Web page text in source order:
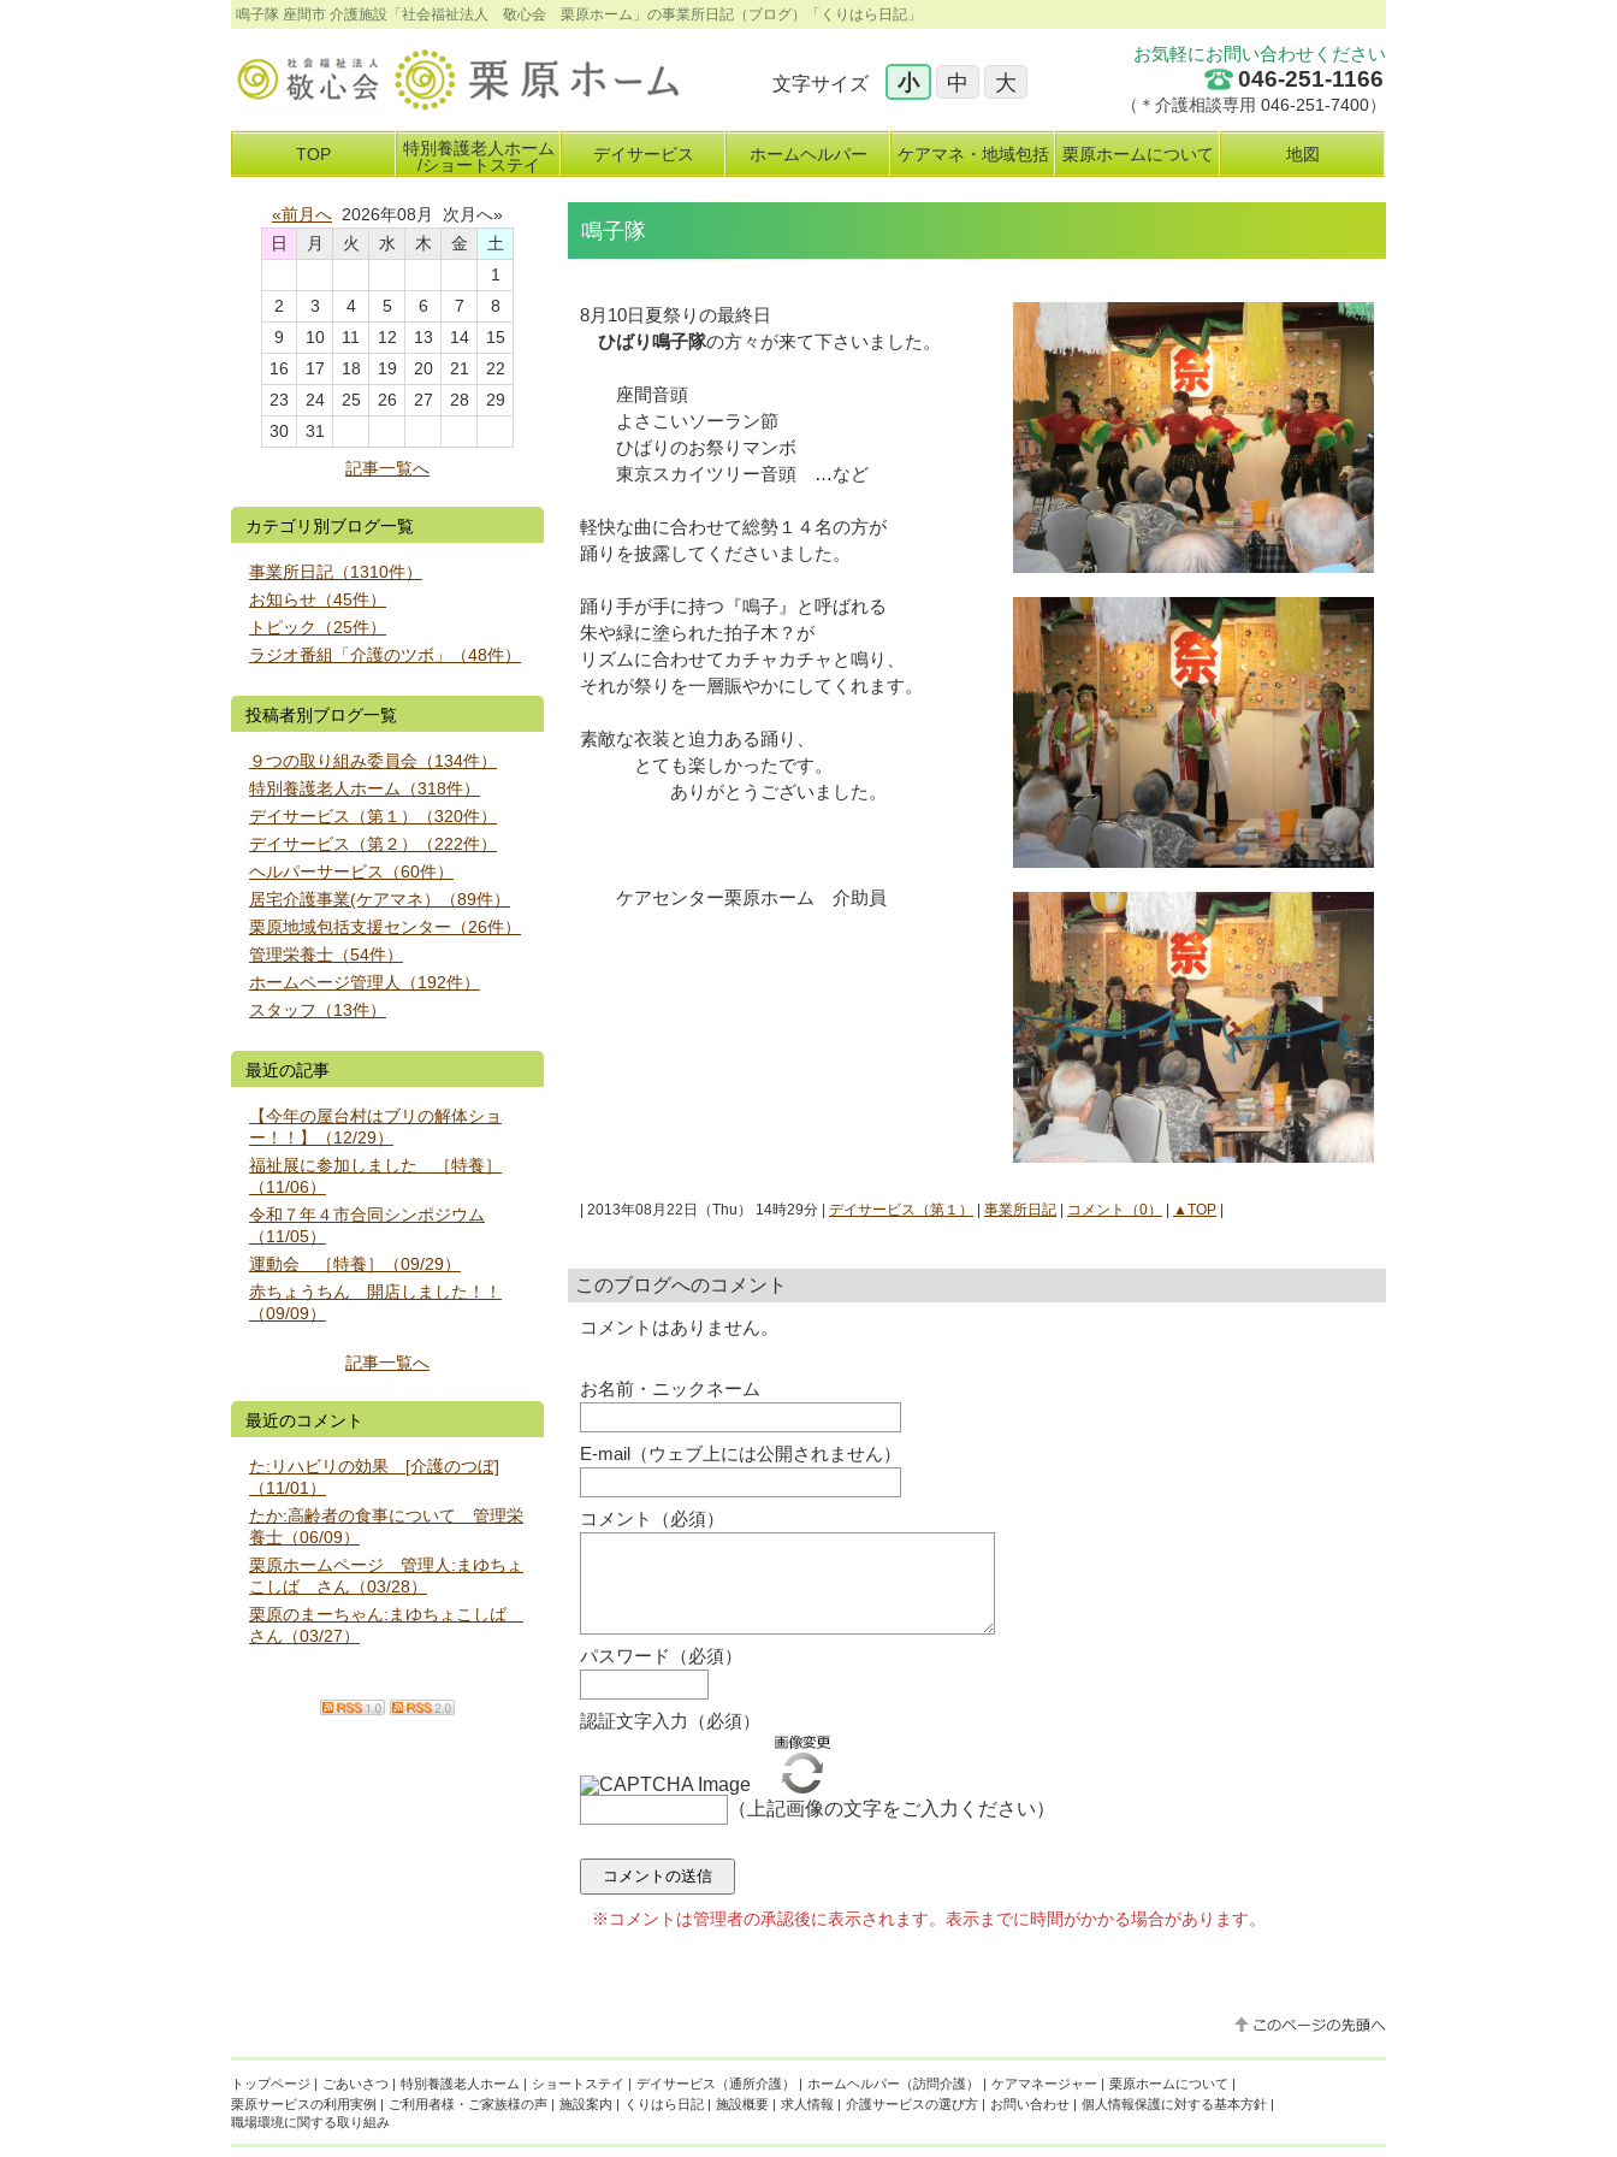
鳴子隊 座間市 介護施設「社会福祉法人 敬心会 栗原ホーム」の事業所日記（ブログ）「くりはら日記」
お気軽にお問い合わせください
046-251-1166
（＊介護相談専用 046-251-7400）
文字サイズ 小 中 大
TOP
特別養護老人ホーム
/ショートステイ
デイサービス ホームヘルパー ケアマネ・地域包括 栗原ホームについて 地図
鳴子隊
8月10日夏祭りの最終日
ひばり鳴子隊の方々が来て下さいました。
座間音頭
よさこいソーラン節
ひばりのお祭りマンボ
東京スカイツリー音頭 …など
軽快な曲に合わせて総勢１４名の方が
踊りを披露してくださいました。
踊り手が手に持つ『鳴子』と呼ばれる
朱や緑に塗られた拍子木？が
リズムに合わせてカチャカチャと鳴り、
それが祭りを一層賑やかにしてくれます。
素敵な衣装と迫力ある踊り、
とても楽しかったです。
ありがとうございました。
ケアセンター栗原ホーム 介助員
| 2013年08月22日（Thu） 14時29分 | デイサービス（第１） 事業所日記 コメント（0） ▲TOP
このブログへのコメント
コメントはありません。
お名前・ニックネーム
E-mail（ウェブ上には公開されません）
コメント（必須）
パスワード（必須）
認証文字入力（必須）
（上記画像の文字をご入力ください）
※コメントは管理者の承認後に表示されます。表示までに時間がかかる場合があります。
«前月へ 2026年08月 次月へ»
日
月 火 水 木 金
土
1
2
3 4 5 6 7
8
9
10 11 12 13 14
15
16
17 18 19 20 21
22
23
24 25 26 27 28
29
30
31
記事一覧へ
カテゴリ別ブログ一覧
事業所日記（1310件）
お知らせ（45件）
トピック（25件）
ラジオ番組「介護のツボ」（48件）
投稿者別ブログ一覧
９つの取り組み委員会（134件）
特別養護老人ホーム（318件）
デイサービス（第１）（320件）
デイサービス（第２）（222件）
ヘルパーサービス（60件）
居宅介護事業(ケアマネ）（89件）
栗原地域包括支援センター（26件）
管理栄養士（54件）
ホームページ管理人（192件）
スタッフ（13件）
最近の記事
【今年の屋台村はブリの解体ショ
ー！！】（12/29）
福祉展に参加しました ［特養］
（11/06）
令和７年４市合同シンポジウム
（11/05）
運動会 ［特養］（09/29）
赤ちょうちん 開店しました！！
（09/09）
記事一覧へ
最近のコメント
た:リハビリの効果 [介護のつぼ]
（11/01）
たか:高齢者の食事について 管理栄
養士（06/09）
栗原ホームページ 管理人:まゆちょ
こしば さん（03/28）
栗原のまーちゃん:まゆちょこしば
さん（03/27）
トップページ | ごあいさつ | 特別養護老人ホーム | ショートステイ | デイサービス（通所介護） | ホームヘルパー（訪問介護） | ケアマネージャー | 栗原ホームについて |
栗原サービスの利用実例 | ご利用者様・ご家族様の声 | 施設案内 | くりはら日記 | 施設概要 | 求人情報 | 介護サービスの選び方 | お問い合わせ | 個人情報保護に対する基本方針 |
職場環境に関する取り組み